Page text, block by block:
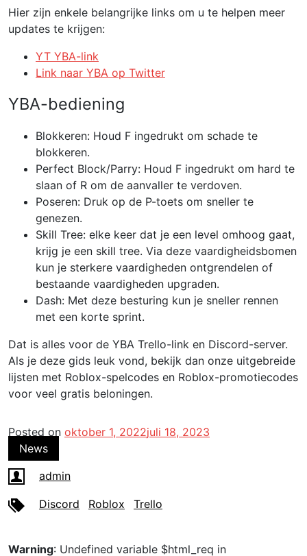
Hier zijn enkele belangrijke links om u te helpen meer
updates te krijgen:
YT YBA-link
Link naar YBA op Twitter
YBA-bediening
Blokkeren: Houd F ingedrukt om schade te
blokkeren.
Perfect Block/Parry: Houd F ingedrukt om hard te
slaan of R om de aanvaller te verdoven.
Poseren: Druk op de P-toets om sneller te
genezen.
Skill Tree: elke keer dat je een level omhoog gaat,
krijg je een skill tree. Via deze vaardigheidsbomen
kun je sterkere vaardigheden ontgrendelen of
bestaande vaardigheden upgraden.
Dash: Met deze besturing kun je sneller rennen
met een korte sprint.
Dat is alles voor de YBA Trello-link en Discord-server.
Als je deze gids leuk vond, bekijk dan onze uitgebreide
lijsten met Roblox-spelcodes en Roblox-promotiecodes
voor veel gratis beloningen.
Posted on oktober 1, 2022juli 18, 2023
News
admin
Discord Roblox Trello
Warning: Undefined variable $html_req in